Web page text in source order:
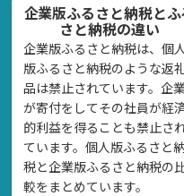
企業版ふるさと納税とふ
さと納税の違い
企業版ふるさと納税は、個人
版ふるさと納税のような返
品は禁止されています。企
が寄付をしてその社員が経
的利益を得ることも禁止さ
ています。個人版ふるさと
税と企業版ふるさと納税の
較をまとめています。